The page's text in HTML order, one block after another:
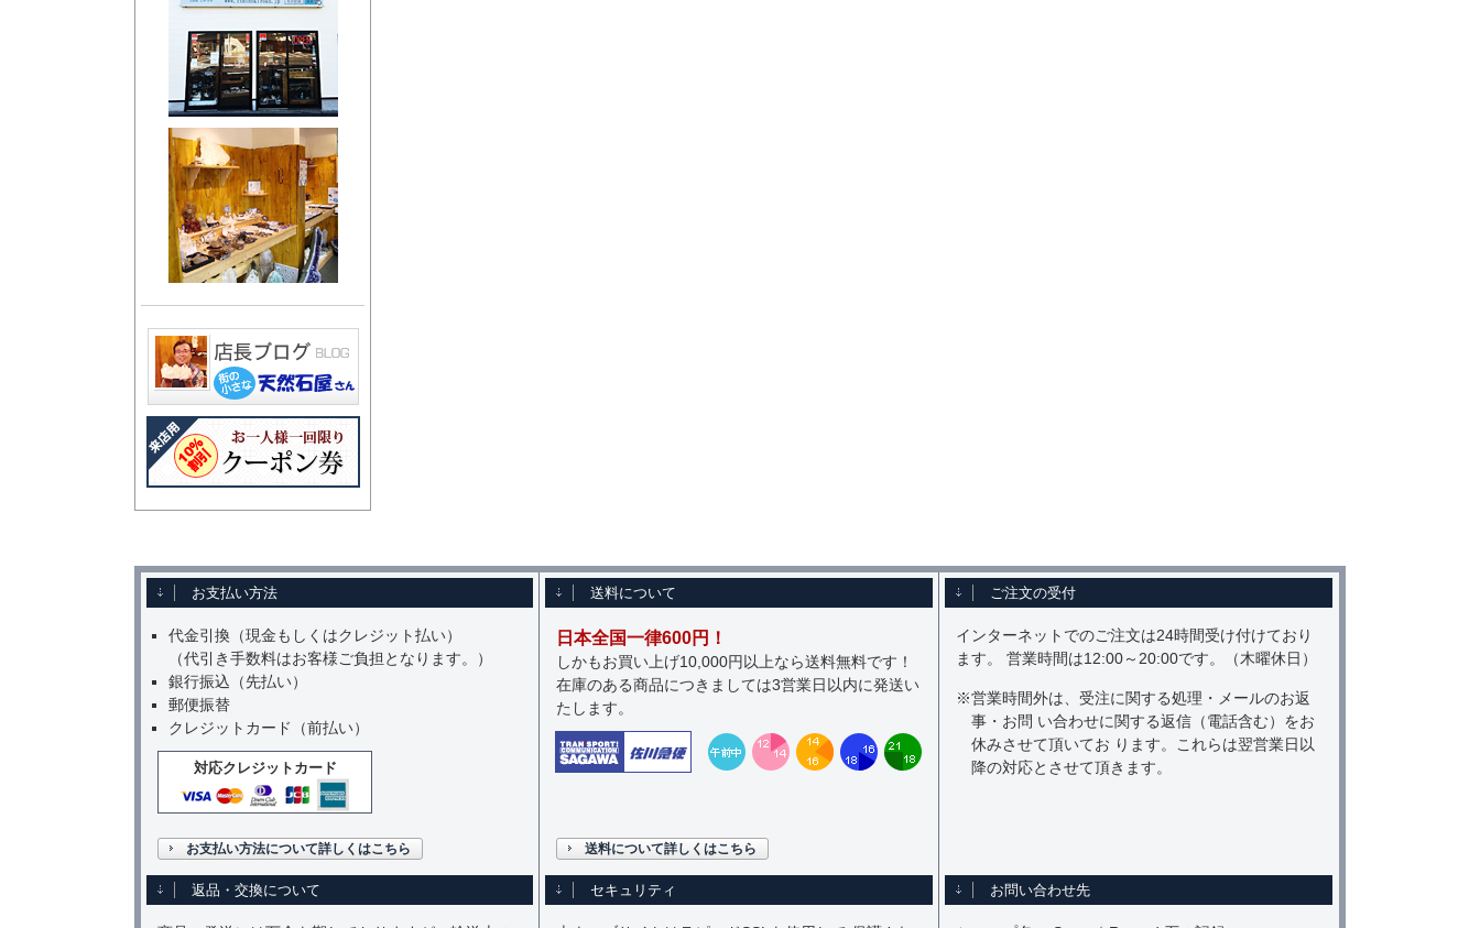
お支払い方法
代金引換（現金もしくはクレジット払い）
（代引き手数料はお客様ご負担となります。）
銀行振込（先払い）
郵便振替
クレジットカード（前払い）
対応クレジットカード
お支払い方法について詳しくはこちら
送料について
日本全国一律600円！
しかもお買い上げ10,000円以上なら送料無料です！
在庫のある商品につきましては3営業日以内に発送い
たします。
送料について詳しくはこちら
ご注文の受付
インターネットでのご注文は24時間受け付けており
ます。 営業時間は12:00～20:00です。（木曜休日）
※営業時間外は、受注に関する処理・メールのお返
事・お問 い合わせに関する返信（電話含む）をお
休みさせて頂いてお ります。これらは翌営業日以
降の対応とさせて頂きます。
返品・交換について セキュリティ お問い合わせ先